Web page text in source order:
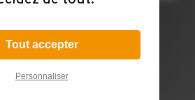
Personnaliser